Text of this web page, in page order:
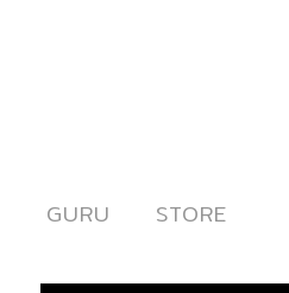
GURU
GURU STORE
STORE